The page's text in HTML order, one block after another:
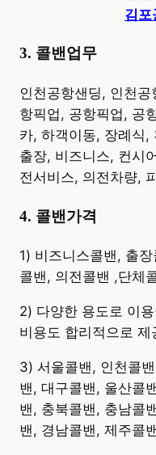
김포
3. 콜밴업무
인천공항샌딩, 인천
항픽업, 공항픽업, 공
카, 하객이동, 장례식,
출장, 비즈니스, 컨시
전서비스, 의전차량,
4. 콜밴가격
​1) 비즈니스콜밴, 출
콜밴, 의전콜밴 ,단체
2) 다양한 용도로 이
비용도 합리적으로 제
3) 서울콜밴, 인천콜
밴, 대구콜밴, 울산콜
밴, 충북콜밴, 충남콜
밴, 경남콜밴, 제주콜